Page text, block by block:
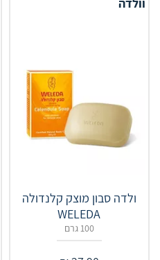
ולדה סבון מוצק קלנדולה
WELEDA
100 גרם